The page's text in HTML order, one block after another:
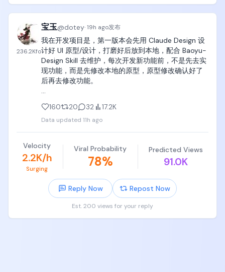
236.2Kfo
宝玉@dotey·19h ago发布
我在开发项目是，第一版本会先用 Claude Design 设
计好 UI 原型/设计，打磨好后放到本地，配合 Baoyu-
Design Skill 去维护，每次开发新功能前，不是先去实
现功能，而是先修改本地的原型，原型修改确认好了
后再去修改功能。
面，只要说修改或者增加什么功能，默认会先帮我修
改原型。所以到现在为止，原型和实际功能都是保持
一致的。
这带来的好处是可以先低成本通过原型验证产品设计
和 UI 设计。
另一个好处就是 Claude Design 产出物是 React 代码
和结构化的 json 数据，通过 git diff 很清晰的能看到
160 20 32 17.2K
Data updated 11h ago
Velocity
2.2K/h
Surging
Viral Probability
78%
Predicted Views
91.0K
Reply Now Repost Now
Est. 200 views for your reply